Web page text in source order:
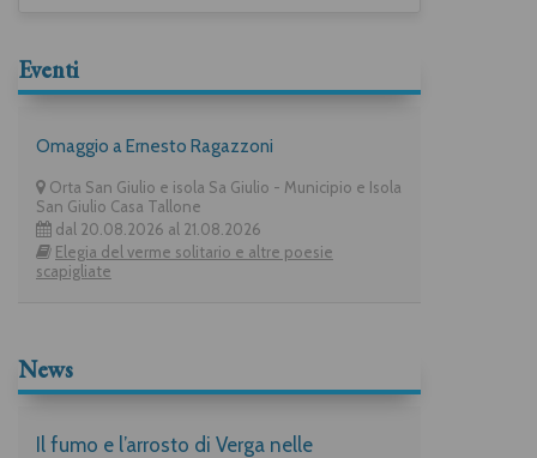
Eventi
Omaggio a Ernesto Ragazzoni
Orta San Giulio e isola Sa Giulio - Municipio e Isola
San Giulio Casa Tallone
dal 20.08.2026 al 21.08.2026
Elegia del verme solitario e altre poesie
scapigliate
News
Il fumo e l’arrosto di Verga nelle